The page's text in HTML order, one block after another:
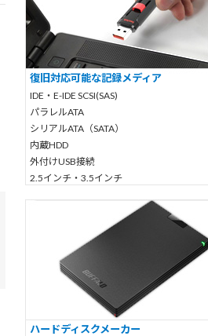
Panasonic
パナソニック
Epson エプソン
Acer エイサー
Mouse Computer
マウスコンピューター
ASUS エイスース
自作PCやBTOパソコン
フロンティア
FRONTIER
MSI エムエスアイ
パソコン工房
sycom サイコム
GIGABYTE ギガバイト
LG エルジー
Huawei ファーウェイ
マイクロソフトsurface
復旧対応可能な記録メディア
IDE・E-IDE SCSI(SAS)
パラレルATA
シリアルATA（SATA）
内蔵HDD
外付けUSB接続
2.5インチ・3.5インチ
ノートパソコン
デスクトップPC
RAID対応のサーバー
ファイルサーバー
ハードディスクメーカー